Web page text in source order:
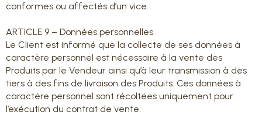
conformes ou affectés d’un vice.
ARTICLE 9 – Données personnelles
Le Client est informé que la collecte de ses données à
caractère personnel est nécessaire à la vente des
Produits par le Vendeur ainsi qu’à leur transmission à des
tiers à des fins de livraison des Produits. Ces données à
caractère personnel sont récoltées uniquement pour
l’exécution du contrat de vente.